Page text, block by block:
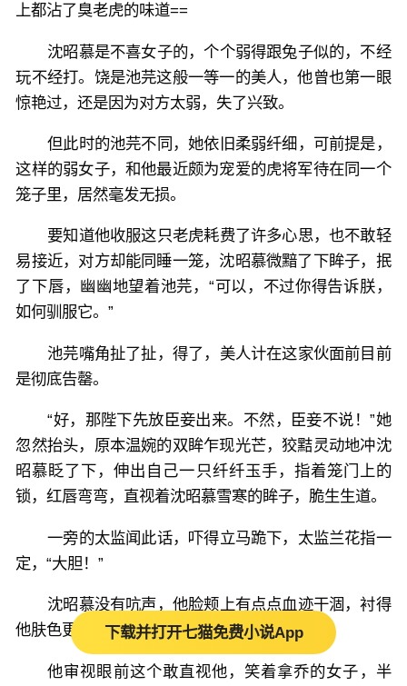
上都沾了臭老虎的味道==
沈昭慕是不喜女子的，个个弱得跟兔子似的，不经
玩不经打。饶是池芫这般一等一的美人，他曾也第一眼
惊艳过，还是因为对方太弱，失了兴致。
但此时的池芫不同，她依旧柔弱纤细，可前提是，
这样的弱女子，和他最近颇为宠爱的虎将军待在同一个
笼子里，居然毫发无损。
要知道他收服这只老虎耗费了许多心思，也不敢轻
易接近，对方却能同睡一笼，沈昭慕微黯了下眸子，抿
了下唇，幽幽地望着池芫，“可以，不过你得告诉朕，
如何驯服它。”
池芫嘴角扯了扯，得了，美人计在这家伙面前目前
是彻底告罄。
“好，那陛下先放臣妾出来。不然，臣妾不说！”她
忽然抬头，原本温婉的双眸乍现光芒，狡黠灵动地冲沈
昭慕眨了下，伸出自己一只纤纤玉手，指着笼门上的
锁，红唇弯弯，直视着沈昭慕雪寒的眸子，脆生生道。
一旁的太监闻此话，吓得立马跪下，太监兰花指一
定，“大胆！”
沈昭慕没有吭声，他脸颊上有点点血迹干涸，衬得
他肤色更白，也叫他看起来更加危险不可逾矩。
他审视眼前这个敢直视他，笑着拿乔的女子，半
下载并打开七猫免费小说App